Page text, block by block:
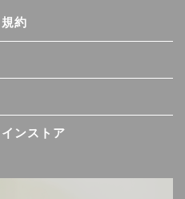
約
ンストア